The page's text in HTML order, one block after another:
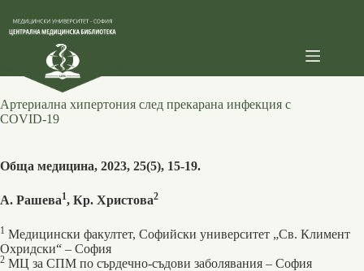
content
Артериална хипертония след прекарана инфекция с
COVID-19
Обща медицина, 2023, 25(5), 15-19.
А. Рашева1, Кр. Христова2
1 Медицински факултет, Софийски университет „Св. Климент
Охридски“ ‒ София
2 МЦ за СПМ по сърдечно-съдови заболявания ‒ София